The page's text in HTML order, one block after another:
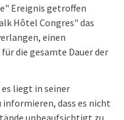
Ereignis getroffen
Hôtel Congres" das
einen
die gesamte Dauer der
liegt in seiner
dass es nicht
unbeaufsichtigt zu